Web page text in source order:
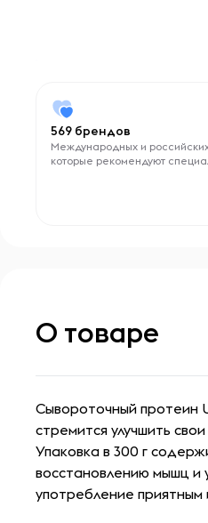
569 брендов
Международных и
которые рекомендуют
О товаре
Сывороточный протеин
стремится улучшить
Упаковка в 300 г
восстановлению мышц и
употребление приятным